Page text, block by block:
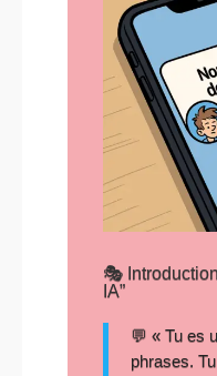
🎭
IA”
💬 « Tu es
phrases.